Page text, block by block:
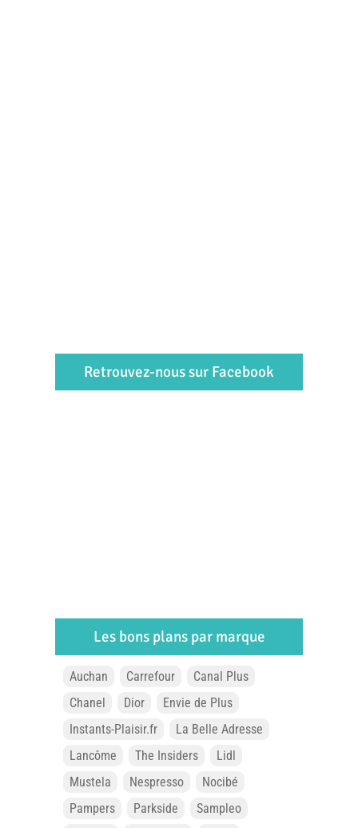
Retrouvez-nous sur Facebook
Les bons plans par marque
Auchan Carrefour
Canal Plus
Chanel
Dior
Envie de Plus
Instants-Plaisir.fr
La Belle Adresse
Lancôme
The Insiders
Lidl
Mustela
Nespresso
Nocibé
Pampers
Parkside
Sampleo